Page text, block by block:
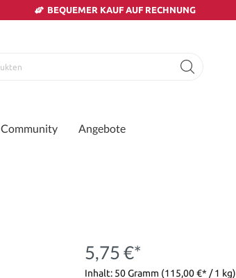
BEQUEMER KAUF AUF RECHNUNG
Community Angebote
5,75 €*
Inhalt: 50 Gramm (115,00 €* / 1 kg)